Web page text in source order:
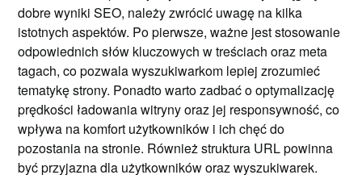
dobre wyniki SEO, należy zwrócić uwagę na kilka
istotnych aspektów. Po pierwsze, ważne jest stosowanie
odpowiednich słów kluczowych w treściach oraz meta
tagach, co pozwala wyszukiwarkom lepiej zrozumieć
tematykę strony. Ponadto warto zadbać o optymalizację
prędkości ładowania witryny oraz jej responsywność, co
wpływa na komfort użytkowników i ich chęć do
pozostania na stronie. Również struktura URL powinna
być przyjazna dla użytkowników oraz wyszukiwarek.